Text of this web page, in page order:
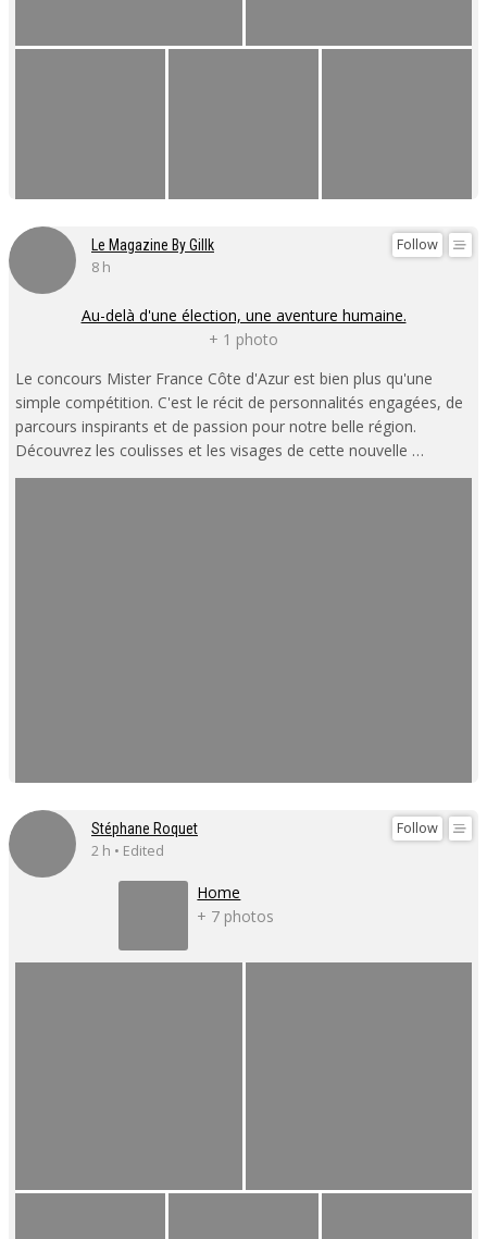
Follow
Le Magazine By Gillk
8 h
Au-delà d'une élection, une aventure humaine.
+ 1 photo
Le concours Mister France Côte d'Azur est bien plus qu'une
simple compétition. C'est le récit de personnalités engagées, de
parcours inspirants et de passion pour notre belle région.
Découvrez les coulisses et les visages de cette nouvelle …
Follow
Stéphane Roquet
2 h • Edited
Home
+ 7 photos